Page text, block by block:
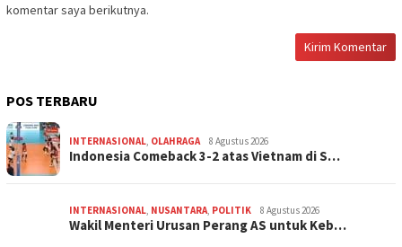
komentar saya berikutnya.
POS TERBARU
INTERNASIONAL, OLAHRAGA 8 Agustus 2026
Indonesia Comeback 3-2 atas Vietnam di S…
INTERNASIONAL, NUSANTARA, POLITIK 8 Agustus 2026
Wakil Menteri Urusan Perang AS untuk Keb…